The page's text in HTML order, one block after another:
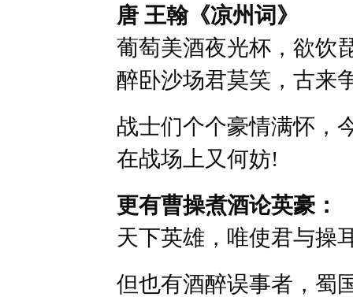
唐 王翰《凉州词》
葡萄美酒夜光杯，欲饮
醉卧沙场君莫笑，古来
战士们个个豪情满怀，
在战场上又何妨!
更有曹操煮酒论英豪：
天下英雄，唯使君与操
但也有酒醉误事者，蜀